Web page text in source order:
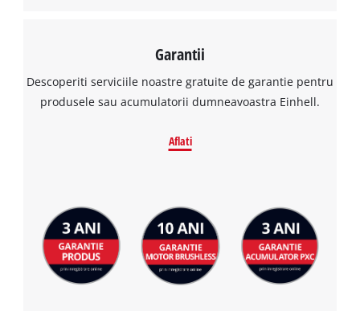
Garantii
Descoperiti serviciile noastre gratuite de garantie pentru
produsele sau acumulatorii dumneavoastra Einhell.
Aflati